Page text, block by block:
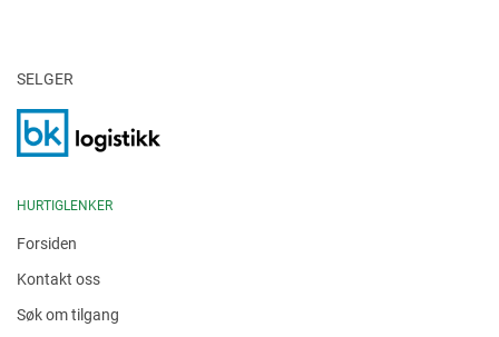
SELGER
HURTIGLENKER
Forsiden
Kontakt oss
Søk om tilgang